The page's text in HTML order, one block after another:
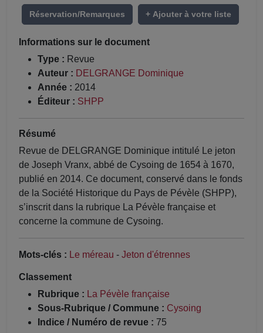
Réservation/Remarques + Ajouter à votre liste
Informations sur le document
Type : Revue
Auteur : DELGRANGE Dominique
Année : 2014
Éditeur : SHPP
Résumé
Revue de DELGRANGE Dominique intitulé Le jeton
de Joseph Vranx, abbé de Cysoing de 1654 à 1670,
publié en 2014. Ce document, conservé dans le fonds
de la Société Historique du Pays de Pévèle (SHPP),
s’inscrit dans la rubrique La Pévèle française et
concerne la commune de Cysoing.
Mots-clés : Le méreau - Jeton d'étrennes
Classement
Rubrique : La Pévèle française
Sous-Rubrique / Commune : Cysoing
Indice / Numéro de revue : 75